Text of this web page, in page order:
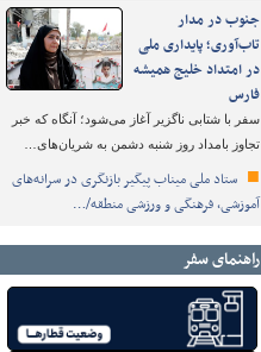
جنوب در مدار
تاب‌آوری؛ پایداری ملی
در امتداد خلیج همیشه
فارس
سفر با شتابی ناگزیر آغاز می‌شود؛ آنگاه که خبر
تجاوز بامداد روز شنبه دشمن به شریان‌های…
ستاد ملی میناب پیگیر بازنگری در سرانه‌های
آموزشی، فرهنگی و ورزشی منطقه/…
راهنمای سفر